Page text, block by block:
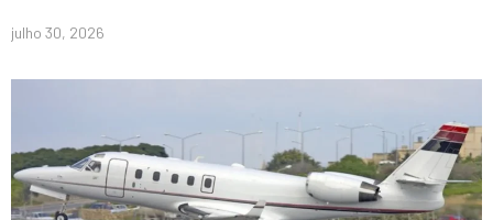
julho 30, 2026